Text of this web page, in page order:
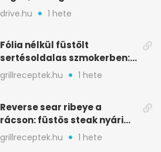
csapatokat jóllakatott
drive.hu 1 hete
Fólia nélkül füstölt
sertésoldalas szmokerben:
ropogós bark, 6 óra
grillreceptek.hu 1 hete
Reverse sear ribeye a
rácson: füstös steak nyári
tökkebabbal
grillreceptek.hu 1 hete